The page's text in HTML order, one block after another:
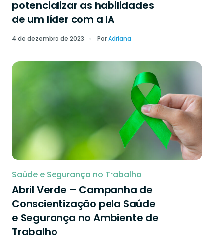
potencializar as habilidades
de um líder com a IA
4 de dezembro de 2023 PorAdriana
Saúde e Segurança no Trabalho
Abril Verde – Campanha de
Conscientização pela Saúde
e Segurança no Ambiente de
Trabalho